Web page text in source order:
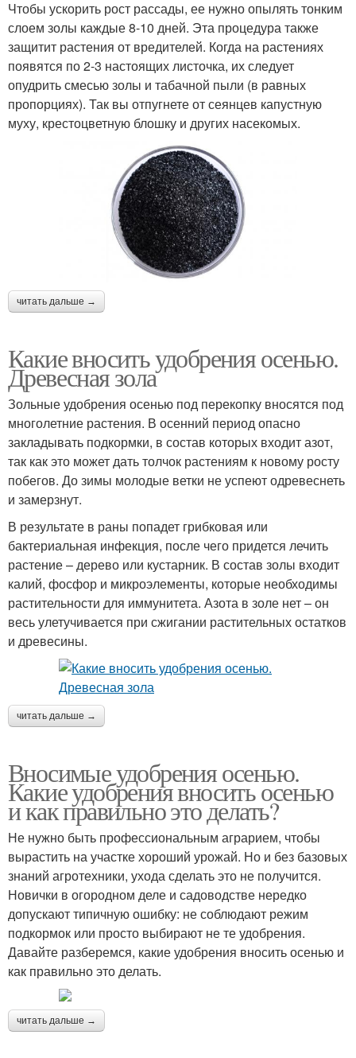
Чтобы ускорить рост рассады, ее нужно опылять тонким
слоем золы каждые 8-10 дней. Эта процедура также
защитит растения от вредителей. Когда на растениях
появятся по 2-3 настоящих листочка, их следует
опудрить смесью золы и табачной пыли (в равных
пропорциях). Так вы отпугнете от сеянцев капустную
муху, крестоцветную блошку и других насекомых.
читать дальше →
Какие вносить удобрения осенью.
Древесная зола
Зольные удобрения осенью под перекопку вносятся под
многолетние растения. В осенний период опасно
закладывать подкормки, в состав которых входит азот,
так как это может дать толчок растениям к новому росту
побегов. До зимы молодые ветки не успеют одревеснеть
и замерзнут.
В результате в раны попадет грибковая или
бактериальная инфекция, после чего придется лечить
растение – дерево или кустарник. В состав золы входит
калий, фосфор и микроэлементы, которые необходимы
растительности для иммунитета. Азота в золе нет – он
весь улетучивается при сжигании растительных остатков
и древесины.
читать дальше →
Вносимые удобрения осенью.
Какие удобрения вносить осенью
и как правильно это делать?
Не нужно быть профессиональным аграрием, чтобы
вырастить на участке хороший урожай. Но и без базовых
знаний агротехники, ухода сделать это не получится.
Новички в огородном деле и садоводстве нередко
допускают типичную ошибку: не соблюдают режим
подкормок или просто выбирают не те удобрения.
Давайте разберемся, какие удобрения вносить осенью и
как правильно это делать.
читать дальше →